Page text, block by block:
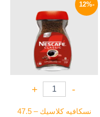
-12%
-
+
نسكافيه كلاسيك – 47.5
90 EGP.
هو:
79 EGP.